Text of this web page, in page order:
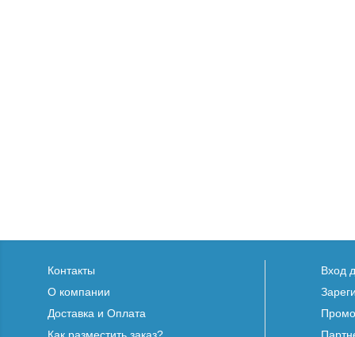
Контакты
О компании
Доставка и Оплата
Вход